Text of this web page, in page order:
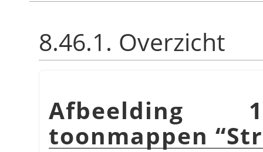
8.46.1. Overzicht
Afbeelding
toonmappen “